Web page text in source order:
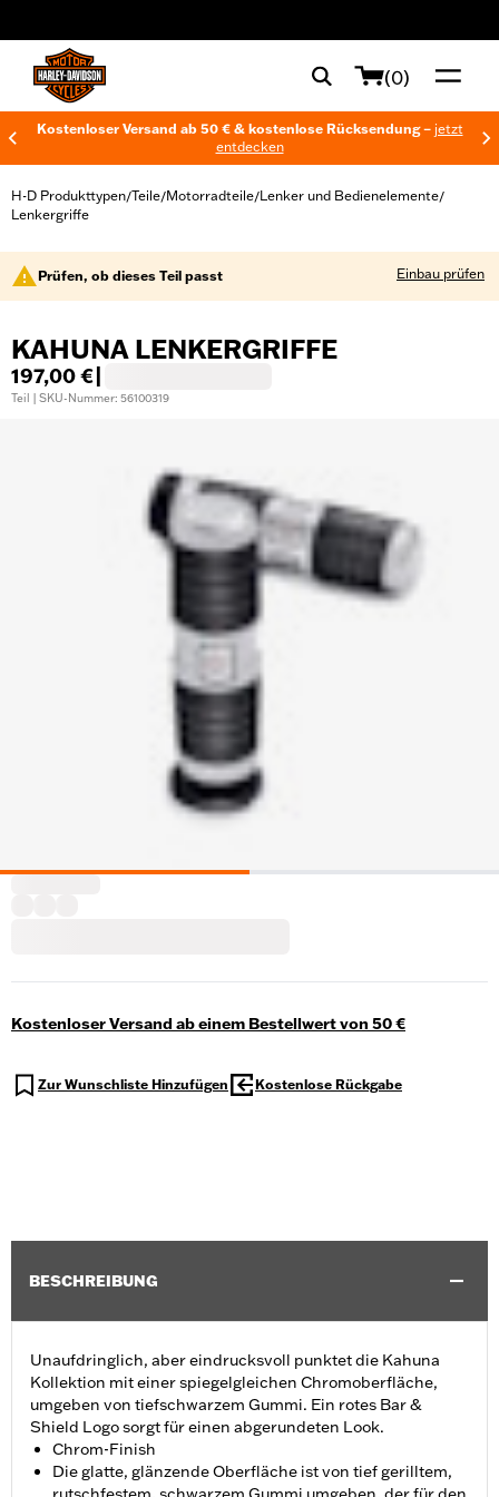
(0)
Kostenloser Versand ab 50 € & kostenlose Rücksendung – jetzt
entdecken
H-D Produkttypen/Teile/Motorradteile/Lenker und Bedienelemente/
Lenkergriffe
Prüfen, ob dieses Teil passt Einbau prüfen
KAHUNA LENKERGRIFFE
197,00 €
Teil | SKU-Nummer: 56100319
Kostenloser Versand ab einem Bestellwert von 50 €
Zur Wunschliste Hinzufügen Kostenlose Rückgabe
BESCHREIBUNG
Unaufdringlich, aber eindrucksvoll punktet die Kahuna
Kollektion mit einer spiegelgleichen Chromoberfläche,
umgeben von tiefschwarzem Gummi. Ein rotes Bar &
Shield Logo sorgt für einen abgerundeten Look.
Chrom-Finish
Die glatte, glänzende Oberfläche ist von tief gerilltem,